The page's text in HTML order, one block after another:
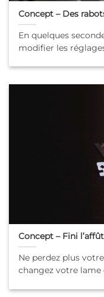
Concept – Des
En quelques
modifier les
Concept – Fini
Ne perdez plus
changez votre lame